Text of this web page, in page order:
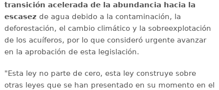
transición acelerada de la abundancia hacia la
escasez de agua debido a la contaminación, la
deforestación, el cambio climático y la sobreexplotación
de los acuíferos, por lo que consideró urgente avanzar
en la aprobación de esta legislación.
"Esta ley no parte de cero, esta ley construye sobre
otras leyes que se han presentado en su momento en el